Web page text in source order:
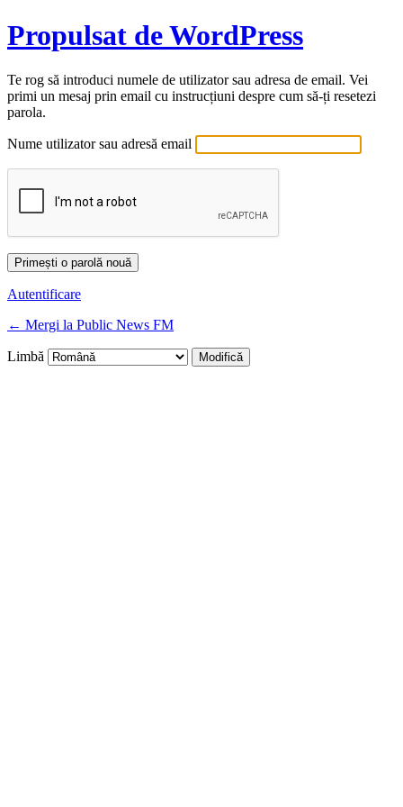
Propulsat de WordPress
Te rog să introduci numele de utilizator sau adresa de email. Vei
primi un mesaj prin email cu instrucțiuni despre cum să-ți resetezi
parola.
Nume utilizator sau adresă email
Autentificare
← Mergi la Public News FM
Limbă